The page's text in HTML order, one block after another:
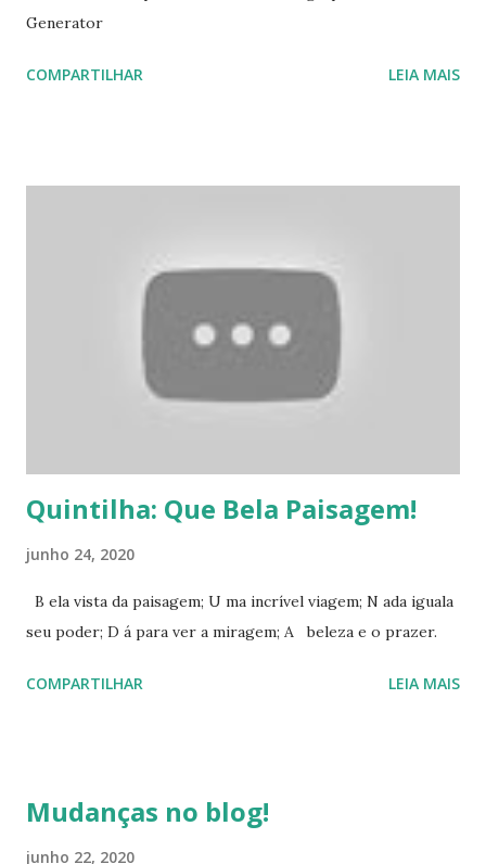
Generator
COMPARTILHAR LEIA MAIS
Quintilha: Que Bela Paisagem!
junho 24, 2020
B ela vista da paisagem; U ma incrível viagem; N ada iguala
seu poder; D á para ver a miragem; A beleza e o prazer.
COMPARTILHAR LEIA MAIS
Mudanças no blog!
junho 22, 2020